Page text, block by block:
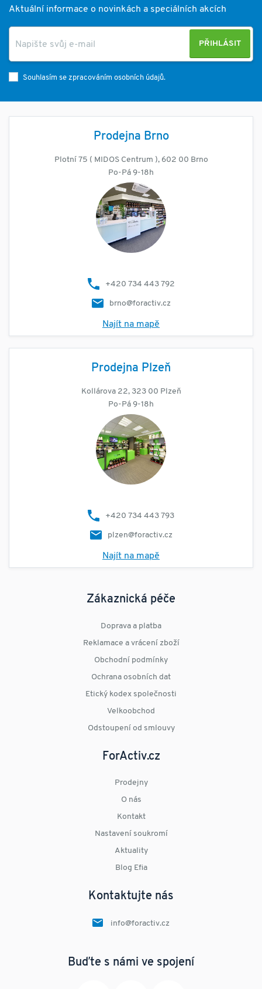
Aktuální informace o novinkách a speciálních akcích
PŘIHLÁSIT
Souhlasím se zpracováním osobních údajů.
Prodejna Brno
Plotní 75 ( MIDOS Centrum ), 602 00 Brno
Po-Pá 9-18h
+420 734 443 792
brno@foractiv.cz
Najít na mapě
Prodejna Plzeň
Kollárova 22, 323 00 Plzeň
Po-Pá 9-18h
+420 734 443 793
plzen@foractiv.cz
Najít na mapě
Zákaznická péče
Doprava a platba
Reklamace a vrácení zboží
Obchodní podmínky
Ochrana osobních dat
Etický kodex společnosti
Velkoobchod
Odstoupení od smlouvy
ForActiv.cz
Prodejny
O nás
Kontakt
Nastavení soukromí
Aktuality
Blog Efia
Kontaktujte nás
info@foractiv.cz
Buďte s námi ve spojení